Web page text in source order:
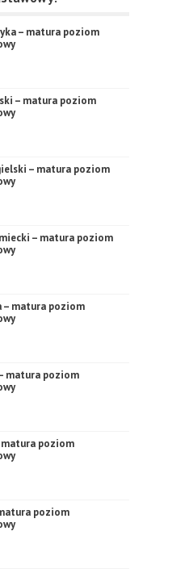
– matura poziom
– matura poziom
– matura poziom
– matura poziom
– matura poziom
matura poziom
matura poziom
poziom